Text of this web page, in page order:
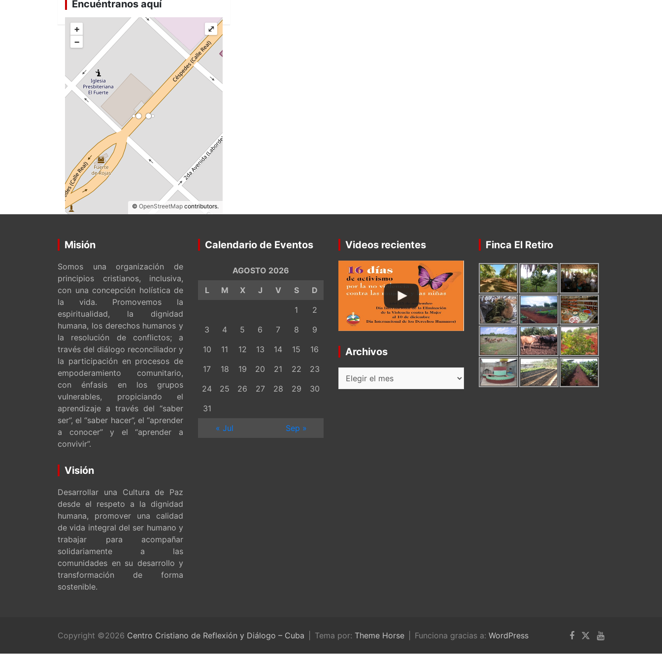
Encuéntranos aquí
+
−
© OpenStreetMap contributors.
⤢
Misión
Somos una organización de
principios cristianos, inclusiva,
con una concepción holística de
la vida. Promovemos la
espiritualidad, la dignidad
humana, los derechos humanos y
la resolución de conflictos; a
través del diálogo reconciliador y
la participación en procesos de
empoderamiento comunitario,
con énfasis en los grupos
vulnerables, propiciando el
aprendizaje a través del “saber
ser”, el “saber hacer”, el “aprender
a conocer” y el “aprender a
convivir”.
Visión
Desarrollar una Cultura de Paz
desde el respeto a la dignidad
humana, promover una calidad
de vida integral del ser humano y
trabajar para acompañar
solidariamente a las
comunidades en su desarrollo y
transformación de forma
sostenible.
Calendario de Eventos
AGOSTO 2026
L
M X J V S
D
1
2
3
4 5 6 7 8
9
10
11 12 13 14 15
16
17
18 19 20 21 22
23
24
25 26 27 28 29
30
31
« Jul
Sep »
Videos recientes
Archivos
Archivos
Finca El Retiro
Copyright ©2026 Centro Cristiano de Reflexión y Diálogo – Cuba Tema por: Theme Horse Funciona gracias a: WordPress